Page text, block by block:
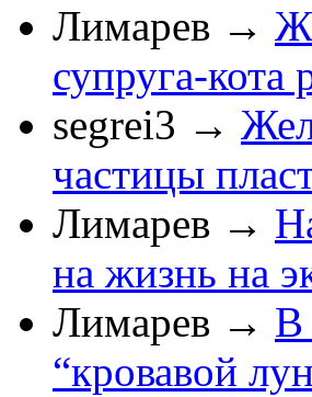
Лимарев →
супруга-кота
segrei3 →
частицы
Лимарев →
на жизнь на
Лимарев → В
“кровавой